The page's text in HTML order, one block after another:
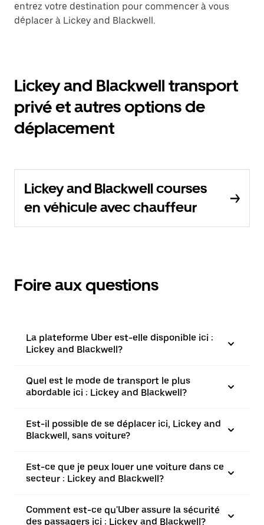
entrez votre destination pour commencer à vous
déplacer à Lickey and Blackwell.
Lickey and Blackwell transport
privé et autres options de
déplacement
Lickey and Blackwell courses
en véhicule avec chauffeur
Foire aux questions
La plateforme Uber est-elle disponible ici :
Lickey and Blackwell?
Quel est le mode de transport le plus
abordable ici : Lickey and Blackwell?
Est-il possible de se déplacer ici, Lickey and
Blackwell, sans voiture?
Est-ce que je peux louer une voiture dans ce
secteur : Lickey and Blackwell?
Comment est-ce qu'Uber assure la sécurité
des passagers ici : Lickey and Blackwell?